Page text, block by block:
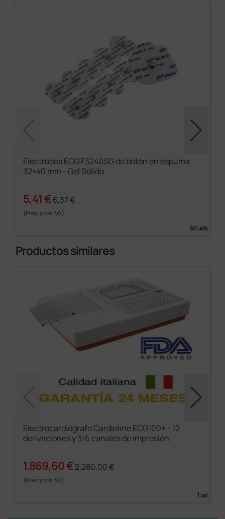
Electrodos ECG F3240SG de botón en espuma
32×40 mm - Gel Sólido
5,41 €6,37 €
(Precio sin IVA)
50 uds.
Productos similares
Electrocardiógrafo Cardioline ECG100+ - 12
derivaciones y 3/6 canales de impresión
1.869,60 €2.280,00 €
(Precio sin IVA)
1 ud.